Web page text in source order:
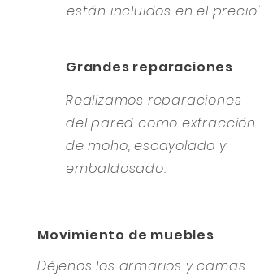
están incluidos en el precio."
Grandes reparaciones
Realizamos reparaciones
del pared como extracción
de moho, escayolado y
embaldosado.
Movimiento de muebles
Déjenos los armarios y camas